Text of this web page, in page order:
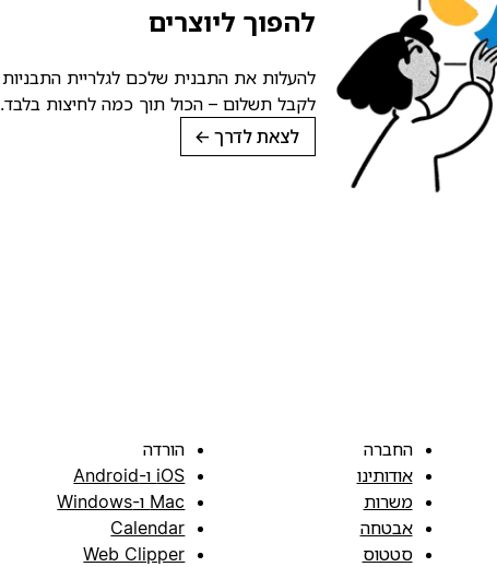
להפוך ליוצרים
לקבל תשלום – הכול תוך כמה לחיצות בלבד.
לצאת לדרך →
החברה
אודותינו
משרות
אבטחה
סטטוס
הורדה
iOS ו-Android
Mac ו-Windows
Calendar
Web Clipper